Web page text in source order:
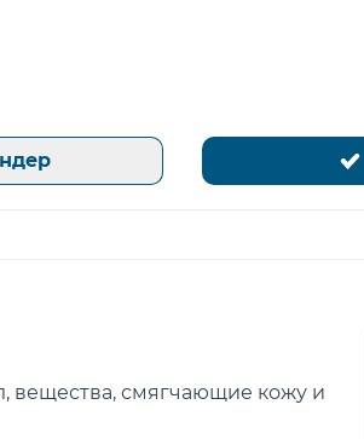
вещества, смягчающие кожу и